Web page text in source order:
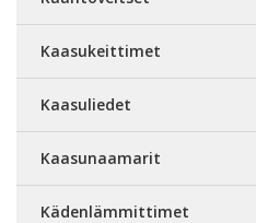
Kaasukeittimet
Kaasuliedet
Kaasunaamarit
Kädenlämmittimet